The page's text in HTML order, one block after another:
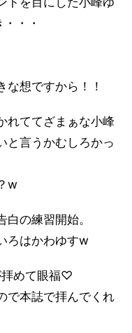
・・
な想ですから！！
れててざまぁな小峰
と言うかむしろかっ
w
の練習開始。
ろはかわゆすw
拝めて眼福♡
で本誌で拝んでくれ